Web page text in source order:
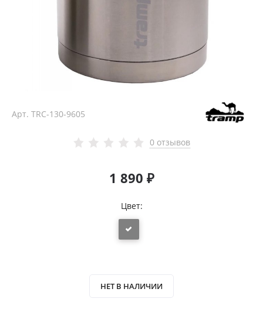
Арт. TRC-130-9605
0 отзывов
1 890 ₽
Цвет:
НЕТ В НАЛИЧИИ